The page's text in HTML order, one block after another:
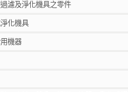
濾及淨化機具之零件
化機具
機器